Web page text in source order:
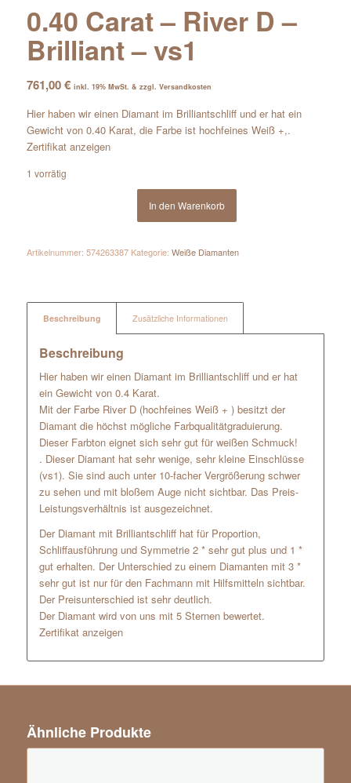
0.40 Carat – River D –
Brilliant – vs1
761,00€ inkl. 19% MwSt. & zzgl. Versandkosten
Hier haben wir einen Diamant im Brilliantschliff und er hat ein
Gewicht von 0.40 Karat, die Farbe ist hochfeines Weiß +,.
Zertifikat anzeigen
1 vorrätig
In den Warenkorb
Artikelnummer: 574263387 Kategorie: Weiße Diamanten
Beschreibung Zusätzliche Informationen
Beschreibung
Hier haben wir einen Diamant im Brilliantschliff und er hat
ein Gewicht von 0.4 Karat.
Mit der Farbe River D (hochfeines Weiß + ) besitzt der
Diamant die höchst mögliche Farbqualitätgraduierung.
Dieser Farbton eignet sich sehr gut für weißen Schmuck!
. Dieser Diamant hat sehr wenige, sehr kleine Einschlüsse
(vs1). Sie sind auch unter 10-facher Vergrößerung schwer
zu sehen und mit bloßem Auge nicht sichtbar. Das Preis-
Leistungsverhältnis ist ausgezeichnet.
Der Diamant mit Brilliantschliff hat für Proportion,
Schliffausführung und Symmetrie 2 * sehr gut plus und 1 *
gut erhalten. Der Unterschied zu einem Diamanten mit 3 *
sehr gut ist nur für den Fachmann mit Hilfsmitteln sichtbar.
Der Preisunterschied ist sehr deutlich.
Der Diamant wird von uns mit 5 Sternen bewertet.
Zertifikat anzeigen
Ähnliche Produkte